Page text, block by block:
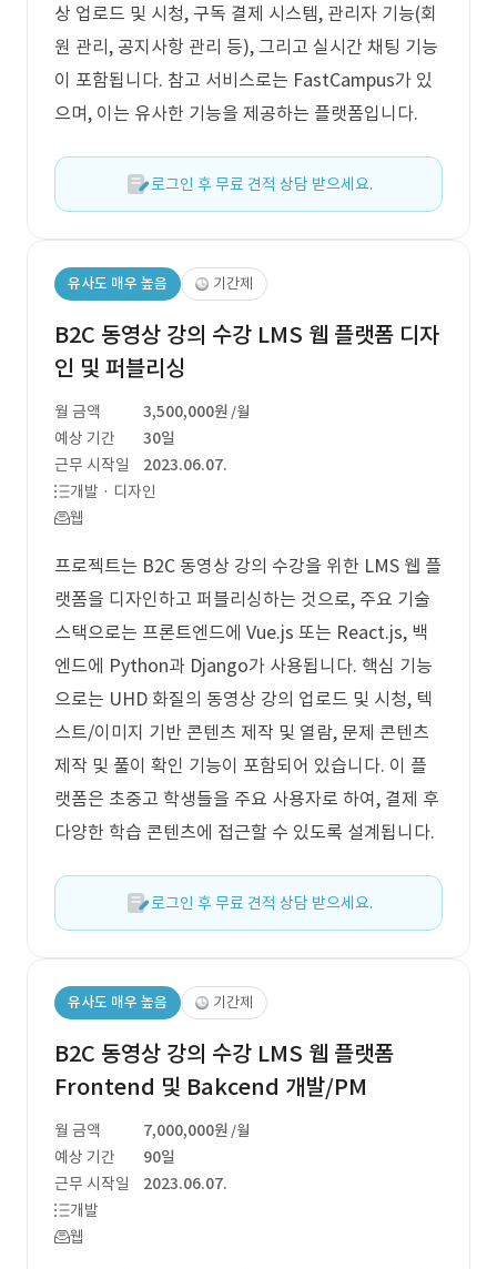
상 업로드 및 시청, 구독 결제 시스템, 관리자 기능(회
원 관리, 공지사항 관리 등), 그리고 실시간 채팅 기능
이 포함됩니다. 참고 서비스로는 FastCampus가 있
으며, 이는 유사한 기능을 제공하는 플랫폼입니다.
로그인 후 무료 견적 상담 받으세요.
유사도 매우 높음 기간제
B2C 동영상 강의 수강 LMS 웹 플랫폼 디자
인 및 퍼블리싱
월 금액 3,500,000원 /월
예상 기간
30일
근무 시작일
2023.06.07.
개발 · 디자인
웹
프로젝트는 B2C 동영상 강의 수강을 위한 LMS 웹 플
랫폼을 디자인하고 퍼블리싱하는 것으로, 주요 기술
스택으로는 프론트엔드에 Vue.js 또는 React.js, 백
엔드에 Python과 Django가 사용됩니다. 핵심 기능
으로는 UHD 화질의 동영상 강의 업로드 및 시청, 텍
스트/이미지 기반 콘텐츠 제작 및 열람, 문제 콘텐츠
제작 및 풀이 확인 기능이 포함되어 있습니다. 이 플
랫폼은 초중고 학생들을 주요 사용자로 하여, 결제 후
다양한 학습 콘텐츠에 접근할 수 있도록 설계됩니다.
로그인 후 무료 견적 상담 받으세요.
유사도 매우 높음 기간제
B2C 동영상 강의 수강 LMS 웹 플랫폼
Frontend 및 Bakcend 개발/PM
월 금액 7,000,000원 /월
예상 기간
90일
근무 시작일
2023.06.07.
개발
웹